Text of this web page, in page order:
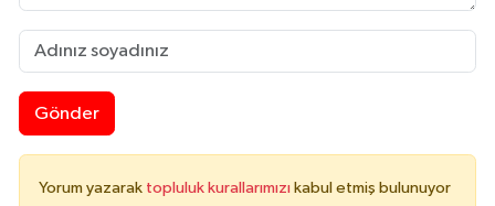
Gönder
Yorum yazarak topluluk kurallarımızı kabul etmiş bulunuyor